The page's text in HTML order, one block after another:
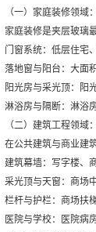
（一）家庭装修领域
家庭装修是夹层玻璃
门窗系统：低层住宅
落地窗与阳台：大面
阳光房与采光顶：阳
淋浴房与隔断：淋浴
（二）建筑工程领域
在公共建筑与商业建
建筑幕墙：写字楼、
采光顶与天窗：商场
栏杆与护栏：商场扶
医院与学校：医院病